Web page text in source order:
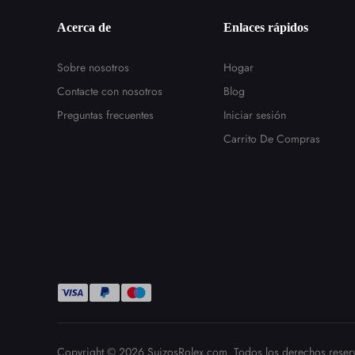
Acerca de
Sobre nosotros
Contacte con nosotros
Preguntas frecuentes
Enlaces rápidos
Hogar
Blog
Iniciar sesión
Carrito De Compras